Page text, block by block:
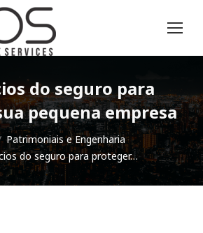
do seguro para
pequena empresa
Patrimoniais e Engenharia
do seguro para proteger…